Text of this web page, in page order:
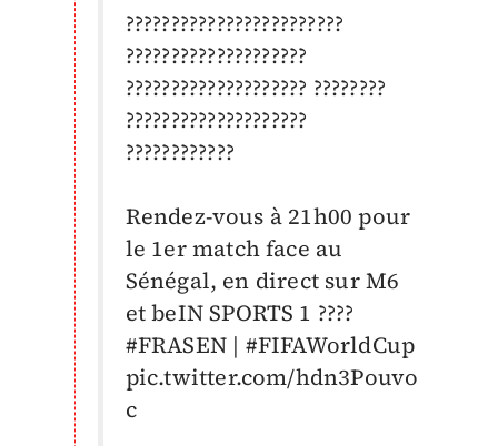
????????????????????????
????????????????????
???????????????????? ????????
????????????????????
????????????
Rendez-vous à 21h00 pour
le 1er match face au
Sénégal, en direct sur M6
et beIN SPORTS 1 ????
#FRASEN| #FIFAWorldCup
pic.twitter.com/hdn3Pouvo
c